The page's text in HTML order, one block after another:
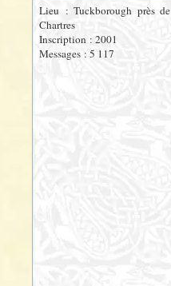
Lieu : Tuckborough près de
Chartres
Inscription : 2001
Messages : 5 117